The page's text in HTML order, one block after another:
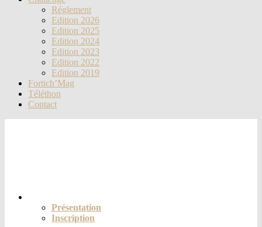
Réglement
Edition 2026
Edition 2025
Edition 2024
Edition 2023
Edition 2022
Edition 2019
Fortich’Mag
Téléthon
Contact
Présentation
Inscription